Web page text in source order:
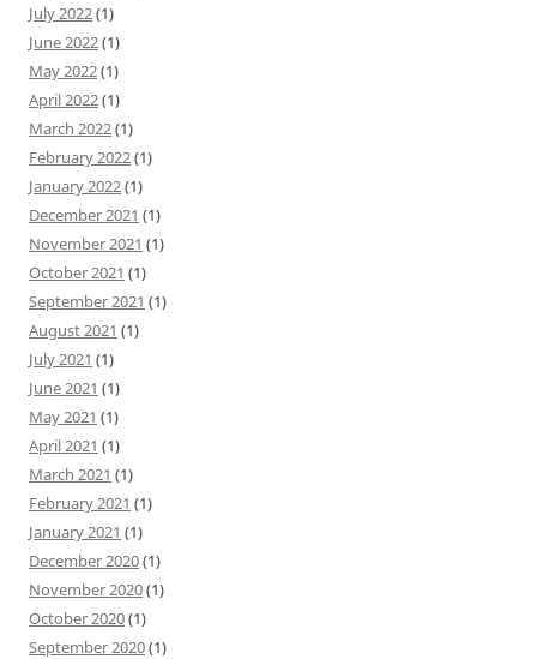
July 2022(1)
June 2022(1)
May 2022(1)
April 2022(1)
March 2022(1)
February 2022(1)
January 2022(1)
December 2021 (1)
November 2021 (1)
October 2021 (1)
September 2021 (1)
August 2021 (1)
July 2021 (1)
June 2021 (1)
May 2021 (1)
April 2021 (1)
March 2021 (1)
February 2021 (1)
January 2021 (1)
December 2020(1)
November 2020(1)
October 2020(1)
September 2020(1)